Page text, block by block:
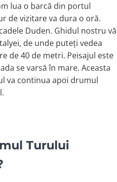
lua o barcă din portul
de vizitare va dura o oră.
Duden. Ghidul nostru vă
de unde puteți vedea
de 40 de metri. Peisajul este
se varsă în mare. Aceasta
va continua apoi drumul
Turului